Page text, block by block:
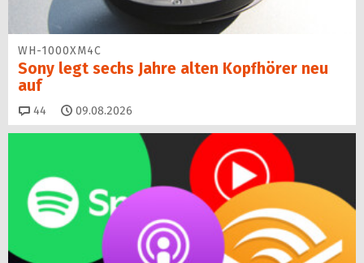
WH-1000XM4C
Sony legt sechs Jahre alten Kopfhörer neu
auf
44 Kommentare
09.08.2026